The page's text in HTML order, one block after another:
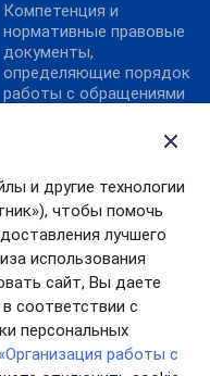
и другие технологии
чтобы помочь
лучшего
использования
сайт, Вы даете
соответствии с
персональных
«Организация работы с
Компетенция и
нормативные правовые
документы,
определяющие порядок
работы с обращениями
Личный прием
Общественная приемная
ОНФ «Карта убитых
дорог»